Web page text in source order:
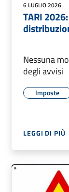
6 LUGLIO 2026
TARI
Nessuna
degli avvisi
Imposte
LEGGI DI PIÙ